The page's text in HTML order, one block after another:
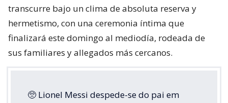
transcurre bajo un clima de absoluta reserva y
hermetismo, con una ceremonia íntima que
finalizará este domingo al mediodía, rodeada de
sus familiares y allegados más cercanos.
🥺 Lionel Messi despede-se do pai em